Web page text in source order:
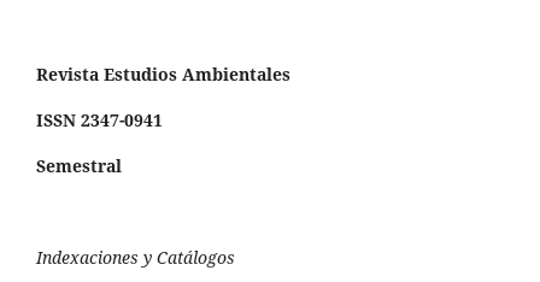
Revista Estudios Ambientales
ISSN 2347-0941
Semestral
Indexaciones y Catálogos